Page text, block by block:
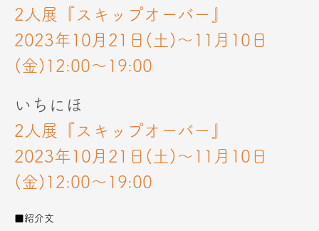
2人展『スキップオーバー』
2023年10月21日(土)〜11月10日
(金)12:00〜19:00
いちにほ
2人展『スキップオーバー』
2023年10月21日(土)〜11月10日
(金)12:00〜19:00
■紹介文